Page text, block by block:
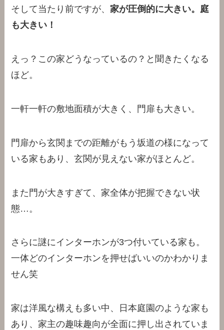
そして当たり前ですが、家が圧倒的に大きい。庭
も大きい！
えっ？この家どうなっているの？と聞きたくなる
ほど。
一軒一軒の敷地面積が大きく、門扉も大きい。
門扉から玄関までの距離がもう坂道の様になって
いる家もあり、玄関が見えない家がほとんど。
また門が大きすぎて、家全体が把握できない状
態…。
さらに謎にインターホンが3つ付いている家も。
一体どのインターホンを押せばいいのかわかりま
せん笑
家は洋風な構えも多い中、日本庭園のような家も
あり、家主の趣味趣向が全面に押し出されていま